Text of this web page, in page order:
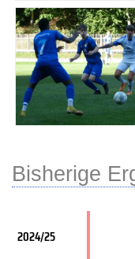
Bisherige
2024/25